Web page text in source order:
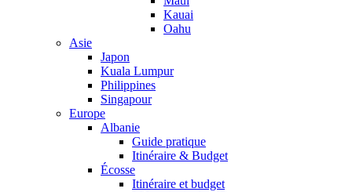
Kauai
Oahu
Asie
Japon
Kuala Lumpur
Philippines
Singapour
Europe
Albanie
Guide pratique
Itinéraire & Budget
Écosse
Itinéraire et budget